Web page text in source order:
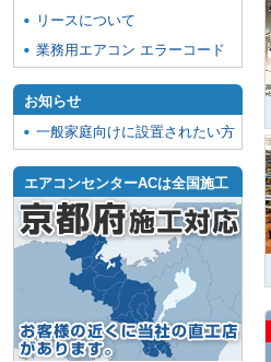
リースについて
業務用エアコン エラーコード
お知らせ
一般家庭向けに設置されたい方
エアコンセンターACは全国施工